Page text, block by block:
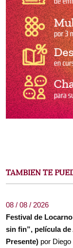
TAMBIEN TE
08 / 08 / 2026
Festival de
sin fin”, película
Presente) por Diego